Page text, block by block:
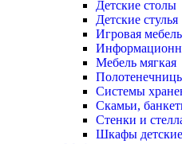
Детские столы
Детские стулья
Игровая мебель
Мебель мягкая
Системы
Скамьи,
Стенки и
Шкафы детские